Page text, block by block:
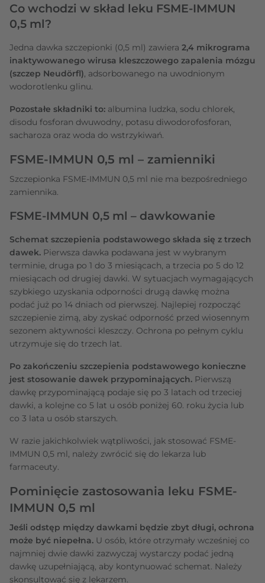
Co wchodzi w skład leku FSME-IMMUN
0,5 ml?
Jedna dawka szczepionki (0,5 ml) zawiera 2,4 mikrograma
inaktywowanego wirusa kleszczowego zapalenia mózgu
(szczep Neudörfl), adsorbowanego na uwodnionym
wodorotlenku glinu.
Pozostałe składniki to: albumina ludzka, sodu chlorek,
disodu fosforan dwuwodny, potasu diwodorofosforan,
sacharoza oraz woda do wstrzykiwań.
FSME-IMMUN 0,5 ml – zamienniki
Szczepionka FSME-IMMUN 0,5 ml nie ma bezpośredniego
zamiennika.
FSME-IMMUN 0,5 ml – dawkowanie
Schemat szczepienia podstawowego składa się z trzech
dawek. Pierwsza dawka podawana jest w wybranym
terminie, druga po 1 do 3 miesiącach, a trzecia po 5 do 12
miesiącach od drugiej dawki. W sytuacjach wymagających
szybkiego uzyskania odporności drugą dawkę można
podać już po 14 dniach od pierwszej. Najlepiej rozpocząć
szczepienie zimą, aby zyskać odporność przed wiosennym
sezonem aktywności kleszczy. Ochrona po pełnym cyklu
utrzymuje się do trzech lat.
Po zakończeniu szczepienia podstawowego konieczne
jest stosowanie dawek przypominających. Pierwszą
dawkę przypominającą podaje się po 3 latach od trzeciej
dawki, a kolejne co 5 lat u osób poniżej 60. roku życia lub
co 3 lata u osób starszych.
W razie jakichkolwiek wątpliwości, jak stosować FSME-
IMMUN 0,5 ml, należy zwrócić się do lekarza lub
farmaceuty.
Pominięcie zastosowania leku FSME-
IMMUN 0,5 ml
Jeśli odstęp między dawkami będzie zbyt długi, ochrona
może być niepełna. U osób, które otrzymały wcześniej co
najmniej dwie dawki zazwyczaj wystarczy podać jedną
dawkę uzupełniającą, aby kontynuować schemat. Należy
skonsultować się z lekarzem.